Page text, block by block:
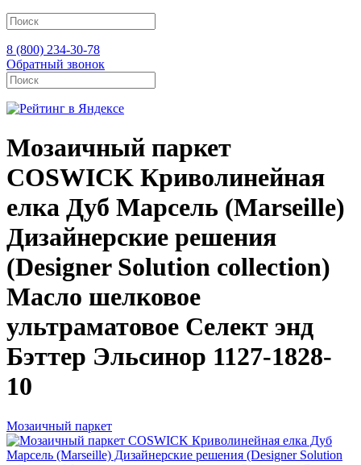
8 (800) 234-30-78
Обратный звонок
Мозаичный паркет
COSWICK Криволинейная
елка Дуб Марсель (Marseille)
Дизайнерские решения
(Designer Solution collection)
Масло шелковое
ультраматовое Селект энд
Бэттер Эльсинор 1127-1828-
10
Мозаичный паркет